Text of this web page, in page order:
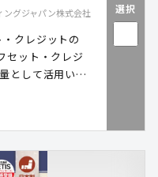
ングジャパン株式会社
クレジットの
セット・クレジ
として活用いた
選択